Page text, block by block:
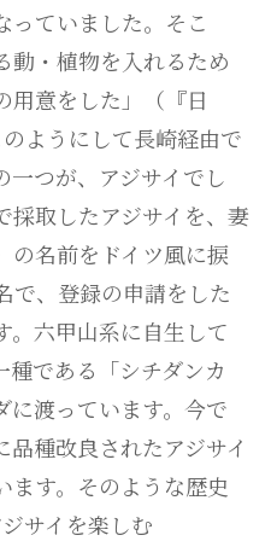
っていました。そこ
動・植物を入れるため
用意をした」（『日
ようにして長崎経由で
一つが、アジサイでし
採取したアジサイを、妻
の名前をドイツ風に捩
で、登録の申請をした
。六甲山系に自生して
種である「シチダンカ
に渡っています。今で
種改良されたアジサイ
ます。そのような歴史
サイを楽しむ